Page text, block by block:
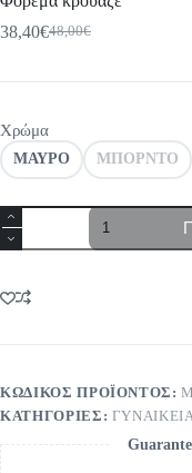
48,00€
Original
was:
38,40€Η
τιμή
Χρώμα
ΜΑΥΡΟ ΜΠΟΡΝΤΟ
Φόρεμα
κρουαζέ
ποσότητα
ΚΩΔΙΚΌΣ ΠΡΟΪΌΝΤΟΣ:
ΚΑΤΗΓΟΡΊΕΣ: ΓΥΝΑΙΚΕΙΑ